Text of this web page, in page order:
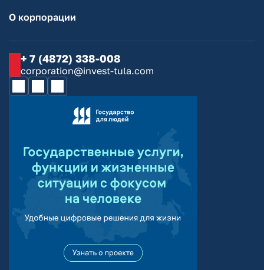
О корпорации
+ 7 (4872) 338-008
corporation@invest-tula.com